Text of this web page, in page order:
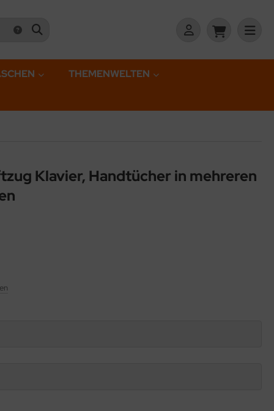
THEMENWELTEN
Klavier, Handtücher in mehreren